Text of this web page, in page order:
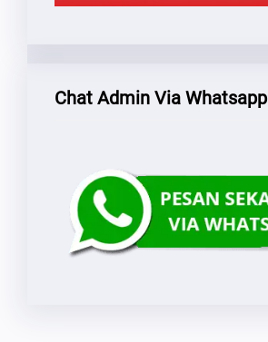
Chat Admin Via Whatsapp